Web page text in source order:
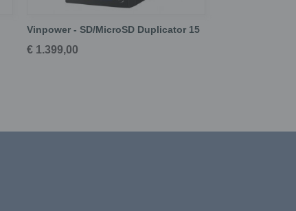
Vinpower - SD/MicroSD Duplicator 15
€ 1.399,00